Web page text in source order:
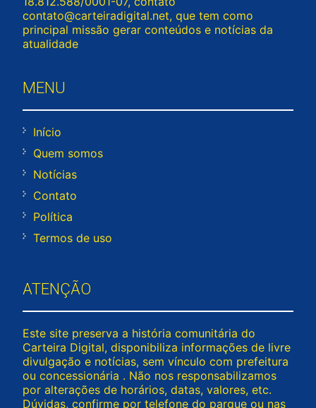
contato@carteiradigital.net, que tem como
principal missão gerar conteúdos e notícias da
atualidade
MENU
Início
Quem somos
Notícias
Contato
Política
Termos de uso
ATENÇÃO
Este site preserva a história comunitária do
Carteira Digital, disponibiliza informações de livre
divulgação e notícias, sem vínculo com prefeitura
ou concessionária . Não nos responsabilizamos
por alterações de horários, datas, valores, etc.
Dúvidas, confirme por telefone do parque ou nas